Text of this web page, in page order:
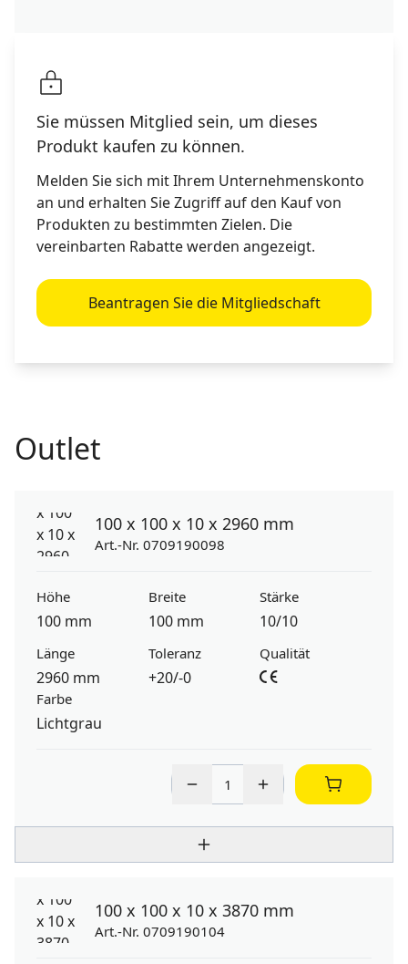
Sie müssen Mitglied sein, um dieses
Produkt kaufen zu können.
Melden Sie sich mit Ihrem Unternehmenskonto
an und erhalten Sie Zugriff auf den Kauf von
Produkten zu bestimmten Zielen. Die
vereinbarten Rabatte werden angezeigt.
Beantragen Sie die Mitgliedschaft
Outlet
100 x 100 x 10 x 2960 mm
Art.-Nr. 0709190098
Höhe
100 mm
Breite
100 mm
Stärke
10/10
Länge
2960 mm
Toleranz
+20/-0
Qualität
Farbe
Lichtgrau
100 x 100 x 10 x 3870 mm
Art.-Nr. 0709190104